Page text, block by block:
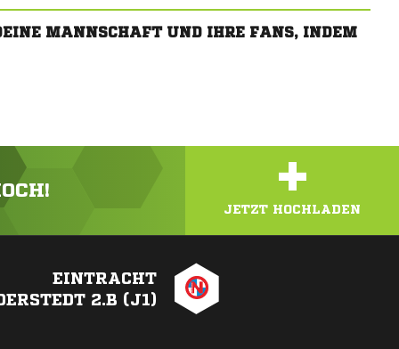
MANNSCHAFT UND IHRE FANS, INDEM
+
JETZT HOCHLADEN
EINTRACHT
2.B (J1)